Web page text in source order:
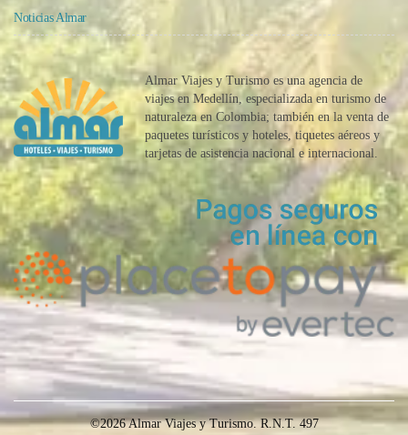
Noticias Almar
Almar Viajes y Turismo es una agencia de
viajes en Medellín, especializada en turismo de
naturaleza en Colombia; también en la venta de
paquetes turísticos y hoteles, tiquetes aéreos y
tarjetas de asistencia nacional e internacional.
©2026 Almar Viajes y Turismo. R.N.T. 497